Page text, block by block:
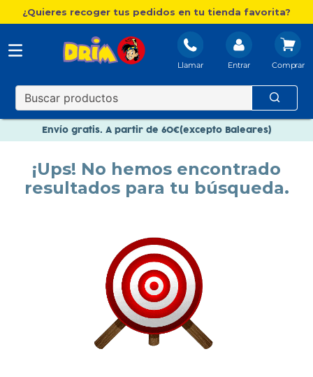
¿Quieres recoger tus pedidos en tu tienda favorita?
Llamar Entrar
Envío gratis. A partir de 60€(excepto Baleares)
Nuevo catálogo Aire Libre
Paga en 3 plazos sin intereses
¡Ups! No hemos encontrado
resultados para tu búsqueda.